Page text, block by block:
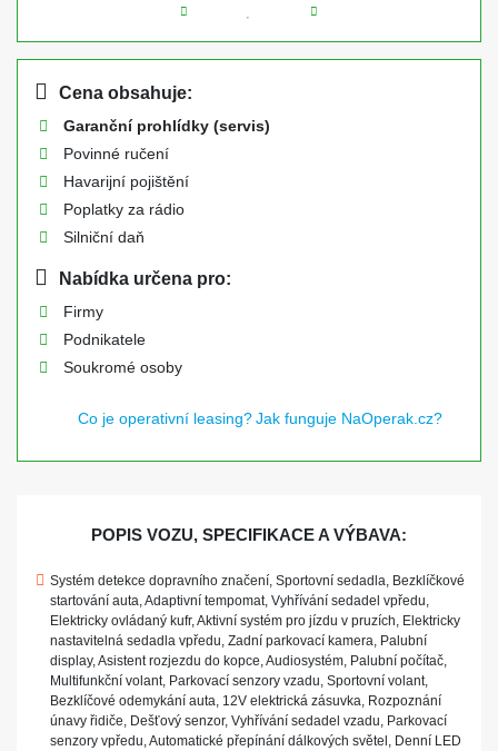
Cena obsahuje:
Garanční prohlídky (servis)
Povinné ručení
Havarijní pojištění
Poplatky za rádio
Silniční daň
Nabídka určena pro:
Firmy
Podnikatele
Soukromé osoby
Co je operativní leasing?Jak funguje NaOperak.cz?
POPIS VOZU, SPECIFIKACE A VÝBAVA:
Systém detekce dopravního značení, Sportovní sedadla, Bezklíčkové
startování auta, Adaptivní tempomat, Vyhřívání sedadel vpředu,
Elektricky ovládaný kufr, Aktivní systém pro jízdu v pruzích, Elektricky
nastavitelná sedadla vpředu, Zadní parkovací kamera, Palubní
display, Asistent rozjezdu do kopce, Audiosystém, Palubní počítač,
Multifunkční volant, Parkovací senzory vzadu, Sportovní volant,
Bezklíčové odemykání auta, 12V elektrická zásuvka, Rozpoznání
únavy řidiče, Dešťový senzor, Vyhřívání sedadel vzadu, Parkovací
senzory vpředu, Automatické přepínání dálkových světel, Denní LED